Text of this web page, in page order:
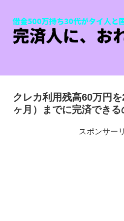
クレカ利用残高60万円
ヶ月）までに完済できる
スポンサー